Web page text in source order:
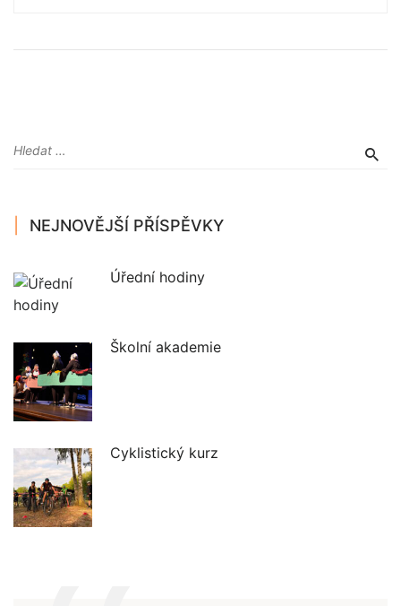
NEJNOVĚJŠÍ PŘÍSPĚVKY
Úřední hodiny
Školní akademie
Cyklistický kurz